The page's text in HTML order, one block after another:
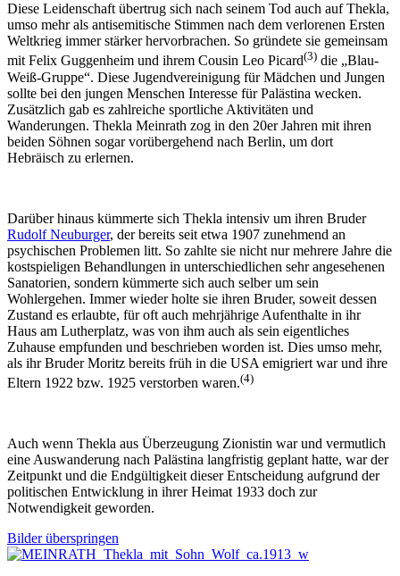
Diese Leidenschaft übertrug sich nach seinem Tod auch auf Thekla,
umso mehr als antisemitische Stimmen nach dem verlorenen Ersten
Weltkrieg immer stärker hervorbrachen. So gründete sie gemeinsam
mit Felix Guggenheim und ihrem Cousin Leo Picard(3) die „Blau-
Weiß-Gruppe“. Diese Jugend­vereinigung für Mädchen und Jungen
sollte bei den jungen Menschen Interesse für Palästina wecken.
Zusätzlich gab es zahlreiche sportliche Aktivitäten und
Wanderungen. Thekla Meinrath zog in den 20er Jahren mit ihren
beiden Söhnen sogar vorübergehend nach Berlin, um dort
Hebräisch zu erlernen.
Darüber hinaus kümmerte sich Thekla intensiv um ihren Bruder
Rudolf Neuburger, der bereits seit etwa 1907 zunehmend an
psychischen Problemen litt. So zahlte sie nicht nur mehrere Jahre die
kostspieligen Behandlungen in unterschiedlichen sehr angesehenen
Sanatorien, sondern kümmerte sich auch selber um sein
Wohlergehen. Immer wieder holte sie ihren Bruder, soweit dessen
Zustand es erlaubte, für oft auch mehrjährige Aufenthalte in ihr
Haus am Lutherplatz, was von ihm auch als sein eigentliches
Zuhause empfunden und beschrieben worden ist. Dies umso mehr,
als ihr Bruder Moritz bereits früh in die USA emigriert war und ihre
Eltern 1922 bzw. 1925 verstorben waren.(4)
Auch wenn Thekla aus Überzeugung Zionistin war und vermutlich
eine Auswanderung nach Palästina lang­fristig geplant hatte, war der
Zeitpunkt und die End­gültigkeit dieser Entscheidung aufgrund der
politi­schen Entwicklung in ihrer Heimat 1933 doch zur
Notwendigkeit geworden.
Bilder überspringen